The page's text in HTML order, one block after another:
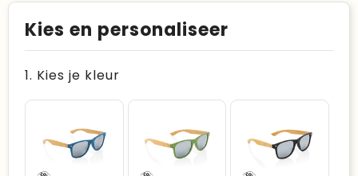
Kies en personaliseer
1. Kies je kleur